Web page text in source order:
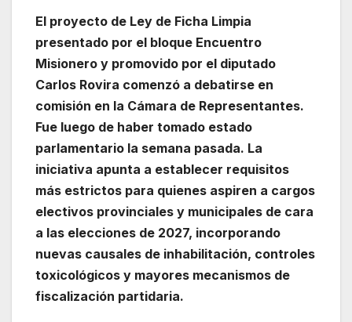
El proyecto de Ley de Ficha Limpia
presentado por el bloque Encuentro
Misionero y promovido por el diputado
Carlos Rovira comenzó a debatirse en
comisión en la Cámara de Representantes.
Fue luego de haber tomado estado
parlamentario la semana pasada. La
iniciativa apunta a establecer requisitos
más estrictos para quienes aspiren a cargos
electivos provinciales y municipales de cara
a las elecciones de 2027, incorporando
nuevas causales de inhabilitación, controles
toxicológicos y mayores mecanismos de
fiscalización partidaria.